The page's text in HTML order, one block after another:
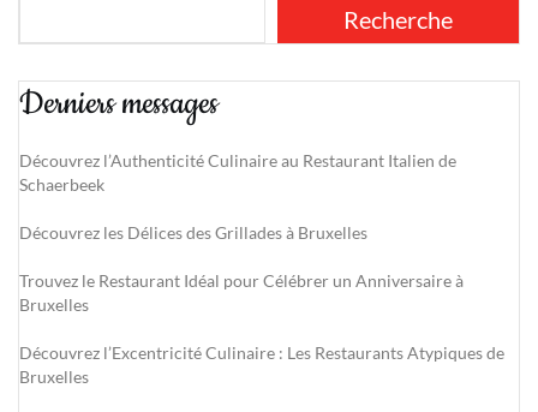
Recherche
Derniers messages
Découvrez l’Authenticité Culinaire au Restaurant Italien de
Schaerbeek
Découvrez les Délices des Grillades à Bruxelles
Trouvez le Restaurant Idéal pour Célébrer un Anniversaire à
Bruxelles
Découvrez l’Excentricité Culinaire : Les Restaurants Atypiques de
Bruxelles